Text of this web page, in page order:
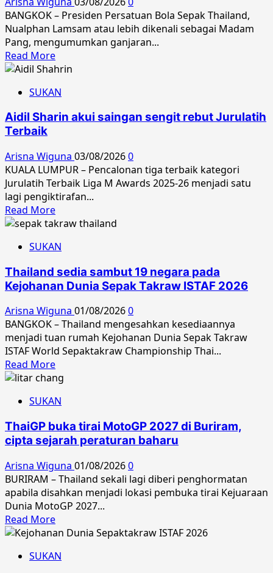
Afrika,
17
negara
tunjuk
minat
BANGKOK – Presiden Persatuan Bola Sepak Thailand,
Nualphan Lamsam atau lebih dikenali sebagai Madam
Pang, mengumumkan ganjaran...
Read MoreRead
more
Madam
Pang
tawar
jika
Thailand
juara
Kumpulan
B
SUKAN
Aidil Sharin akui saingan sengit rebut Jurulatih
Terbaik
Arisna Wiguna 03/08/20260
KUALA LUMPUR – Pencalonan tiga terbaik kategori
Jurulatih Terbaik Liga M Awards 2025-26 menjadi satu
lagi pengiktirafan...
Read MoreRead
more
Aidil
akui
saingan
rebut
Jurulatih
Terbaik
SUKAN
Thailand sedia sambut 19 negara pada
Kejohanan Dunia Sepak Takraw ISTAF 2026
Arisna Wiguna 01/08/20260
BANGKOK – Thailand mengesahkan kesediaannya
menjadi tuan rumah Kejohanan Dunia Sepak Takraw
ISTAF World Sepaktakraw Championship Thai...
Read MoreRead
more
Thailand
sambut
19
pada
Kejohanan
Dunia
Sepak
Takraw
ISTAF
2026
SUKAN
ThaiGP buka tirai MotoGP 2027 di Buriram,
cipta sejarah peraturan baharu
Arisna Wiguna 01/08/20260
BURIRAM – Thailand sekali lagi diberi penghormatan
apabila disahkan menjadi lokasi pembuka tirai Kejuaraan
Dunia MotoGP 2027...
Read MoreRead
more
ThaiGP
SUKAN